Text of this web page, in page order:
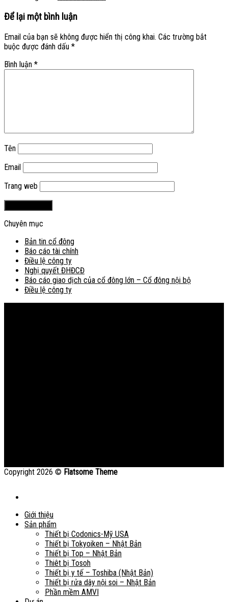
Để lại một bình luận
Email của bạn sẽ không được hiển thị công khai. Các trường bắt
buộc được đánh dấu *
Bình luận *
Tên
Email
Trang web
Chuyên mục
Bản tin cổ đông
Báo cáo tài chính
Điều lệ công ty
Nghị quyết ĐHĐCĐ
Báo cáo giao dịch của cổ đông lớn – Cổ đông nội bộ
Điều lệ công ty
Copyright 2026 © Flatsome Theme
Giới thiệu
Sản phẩm
Thiết bị Codonics-Mỹ USA
Thiết bị Tokyoiken – Nhật Bản
Thiết bị Top – Nhật Bản
Thiêt bị Tosoh
Thiết bị y tế – Toshiba (Nhật Bản)
Thiết bị rửa dây nội soi – Nhật Bản
Phần mềm AMVI